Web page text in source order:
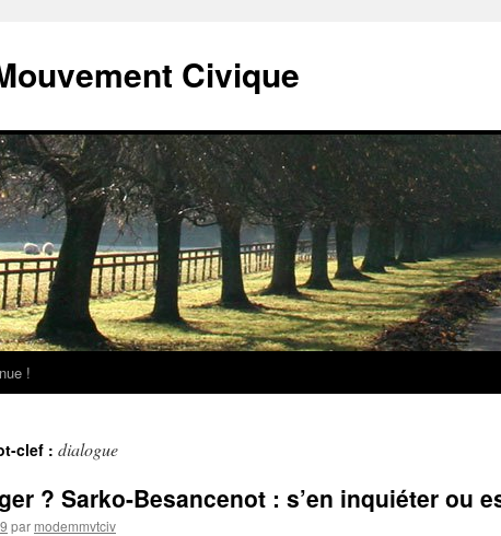
Civique
!
clef : dialogue
? Sarko-Besancenot : s’en inquiéter ou
par modemmvtciv